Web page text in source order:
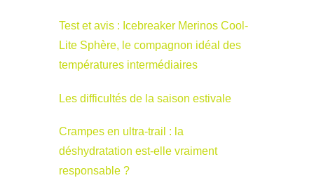
Test et avis : Icebreaker Merinos Cool-
Lite Sphère, le compagnon idéal des
températures intermédiaires
Les difficultés de la saison estivale
Crampes en ultra-trail : la
déshydratation est-elle vraiment
responsable ?